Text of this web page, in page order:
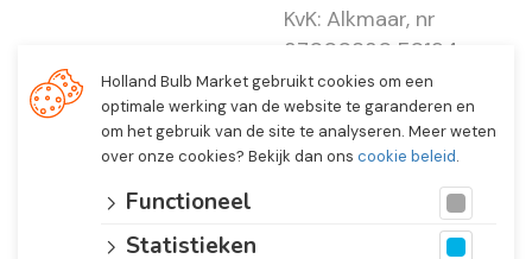
KvK: Alkmaar, nr
37000830 E0194 -
EBO 505
Holland Bulb Market gebruikt cookies om een
optimale werking van de website te garanderen en
om het gebruik van de site te analyseren. Meer weten
over onze cookies? Bekijk dan ons cookie beleid.
Functioneel
Statistieken